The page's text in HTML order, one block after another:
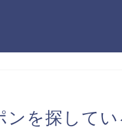
ンを探してい